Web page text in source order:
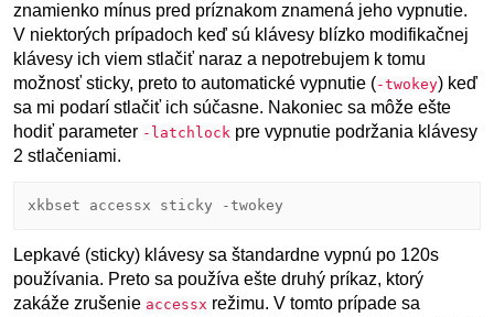
znamienko mínus pred príznakom znamená jeho vypnutie.
V niektorých prípadoch keď sú klávesy blízko modifikačnej
klávesy ich viem stlačiť naraz a nepotrebujem k tomu
možnosť sticky, preto to automatické vypnutie (-twokey) keď
sa mi podarí stlačiť ich súčasne. Nakoniec sa môže ešte
hodiť parameter -latchlock pre vypnutie podržania klávesy
2 stlačeniami.
Lepkavé (sticky) klávesy sa štandardne vypnú po 120s
používania. Preto sa používa ešte druhý príkaz, ktorý
zakáže zrušenie accessx režimu. V tomto prípade sa